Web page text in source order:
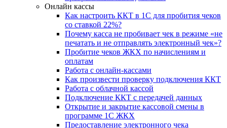
Онлайн кассы
Как настроить ККТ в 1С для пробития чеков
со ставкой 22%?
Почему касса не пробивает чек в режиме «не
печатать и не отправлять электронный чек»?
Пробитие чеков ЖКХ по начислениям и
оплатам
Работа с онлайн-кассами
Как произвести проверку подключения ККТ
Работа с облачной кассой
Подключение ККТ с передачей данных
Открытие и закрытие кассовой смены в
программе 1С ЖКХ
Предоставление электронного чека